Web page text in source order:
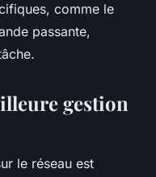
comme le
passante,
gestion
le réseau est